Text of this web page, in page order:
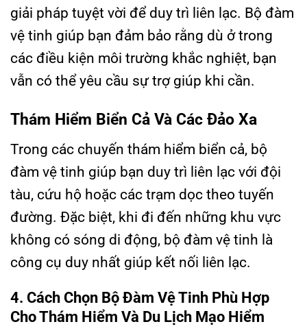
giải pháp tuyệt vời để duy trì liên lạc. Bộ đàm
vệ tinh giúp bạn đảm bảo rằng dù ở trong
các điều kiện môi trường khắc nghiệt, bạn
vẫn có thể yêu cầu sự trợ giúp khi cần.
Thám Hiểm Biển Cả Và Các Đảo Xa
Trong các chuyến thám hiểm biển cả, bộ
đàm vệ tinh giúp bạn duy trì liên lạc với đội
tàu, cứu hộ hoặc các trạm dọc theo tuyến
đường. Đặc biệt, khi đi đến những khu vực
không có sóng di động, bộ đàm vệ tinh là
công cụ duy nhất giúp kết nối liên lạc.
4. Cách Chọn Bộ Đàm Vệ Tinh Phù Hợp
Cho Thám Hiểm Và Du Lịch Mạo Hiểm